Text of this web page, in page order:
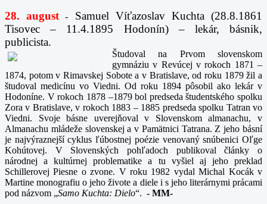
28. august -
Samuel Víťazoslav Kuchta (28.8.1861
Tisovec – 11.4.1895 Hodonín) – lekár, básnik,
publicista.
Študoval na Prvom slovenskom
gymnáziu v Revúcej v rokoch 1871 –
1874, potom v Rimavskej Sobote a v Bratislave, od roku 1879 žil a
študoval medicínu vo Viedni. Od roku 1894 pôsobil ako lekár v
Hodoníne. V rokoch 1878 –1879 bol predseda študentského spolku
Zora v Bratislave, v rokoch 1883 – 1885 predseda spolku Tatran vo
Viedni. Svoje básne uverejňoval v Slovenskom almanachu, v
Almanachu mládeže slovenskej a v Pamätnici Tatrana. Z jeho básní
je najvýraznejší cyklus ľúbostnej poézie venovaný snúbenici Oľge
Kohútovej. V Slovenských pohľadoch publikoval články o
národnej a kultúrnej problematike a tu vyšiel aj jeho preklad
Schillerovej Piesne o zvone. V roku 1982 vydal Michal Kocák v
Martine monografiu o jeho živote a diele i s jeho literárnymi prácami
pod názvom „Samo Kuchta: Dielo“. - MM-